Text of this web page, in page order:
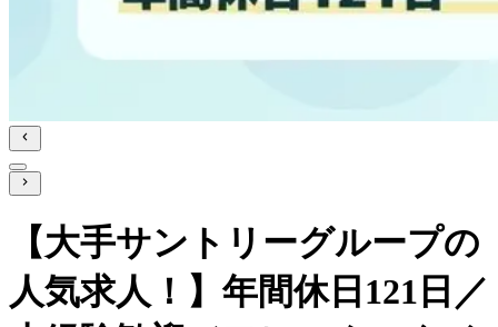
【大手サントリーグループの
人気求人！】年間休日121日／